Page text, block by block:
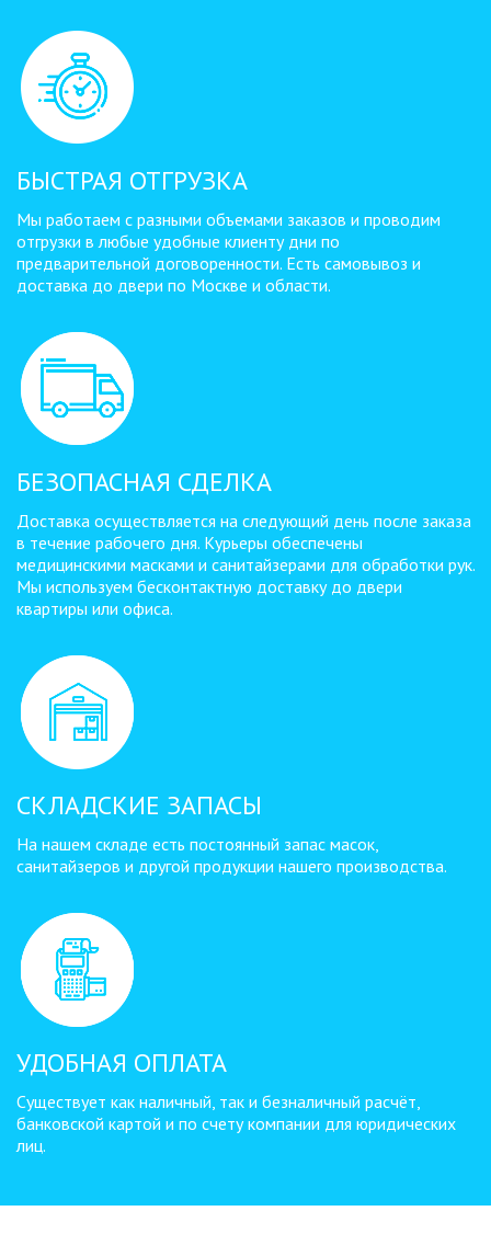
БЫСТРАЯ ОТГРУЗКА
Мы работаем с разными объемами заказов и проводим
отгрузки в любые удобные клиенту дни по
предварительной договоренности. Есть самовывоз и
доставка до двери по Москве и области.
БЕЗОПАСНАЯ СДЕЛКА
Доставка осуществляется на следующий день после заказа
в течение рабочего дня. Курьеры обеспечены
медицинскими масками и санитайзерами для обработки рук.
Мы используем бесконтактную доставку до двери
квартиры или офиса.
СКЛАДСКИЕ ЗАПАСЫ
На нашем складе есть постоянный запас масок,
санитайзеров и другой продукции нашего производства.
УДОБНАЯ ОПЛАТА
Существует как наличный, так и безналичный расчёт,
банковской картой и по счету компании для юридических
лиц.